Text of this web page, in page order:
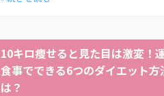
10キロ痩せると見た目は激変！
食事でできる6つのダイエット方
は？